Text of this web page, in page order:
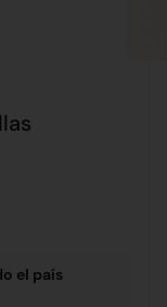
el país